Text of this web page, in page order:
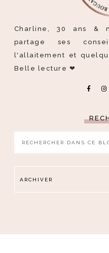
Charline, 30 ans &
partage ses
l'allaitement et
Belle lecture ❤
ARCHIVER